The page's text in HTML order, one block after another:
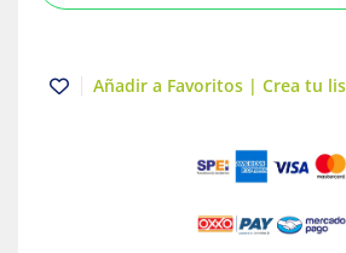
Tuboplus
Añadir a Favoritos | Crea tu